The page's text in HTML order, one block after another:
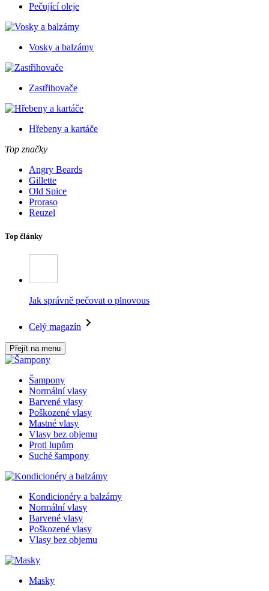
Pečující oleje
Vosky a balzámy
Zastřihovače
Hřebeny a kartáče
Top značky
Angry Beards
Gillette
Old Spice
Proraso
Reuzel
Top články
Jak správně pečovat o plnovous
Celý magazín
Přejít na menu
Šampony
Normální vlasy
Barvené vlasy
Poškozené vlasy
Mastné vlasy
Vlasy bez objemu
Proti lupům
Suché šampony
Kondicionéry a balzámy
Normální vlasy
Barvené vlasy
Poškozené vlasy
Vlasy bez objemu
Masky